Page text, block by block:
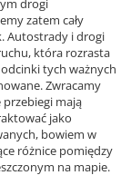
zatem cały
Autostrady i drogi
która rozrasta
tych ważnych
Zwracamy
przebiegi mają
jako
bowiem w
różnice pomiędzy
na mapie.